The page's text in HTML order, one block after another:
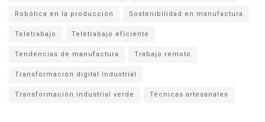
Robótica en la producción Sostenibilidad en manufactura
Teletrabajo Teletrabajo eficiente
Tendencias de manufactura Trabajo remoto
Transformación digital industrial
Transformación industrial verde Técnicas artesanales